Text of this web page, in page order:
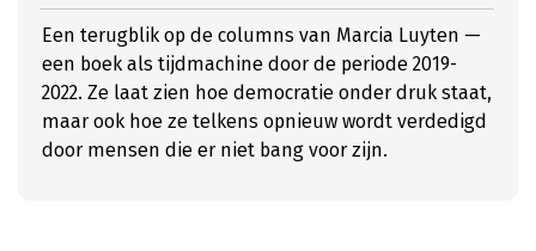
Een terugblik op de columns van Marcia Luyten —
een boek als tijdmachine door de periode 2019-
2022. Ze laat zien hoe democratie onder druk staat,
maar ook hoe ze telkens opnieuw wordt verdedigd
door mensen die er niet bang voor zijn.